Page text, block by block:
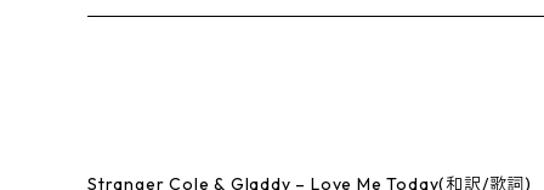
Stranger Cole & Gladdy – Love Me Today(和訳/歌詞)